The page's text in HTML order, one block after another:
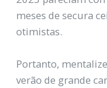
meses de secura
otimistas.
Portanto,
verão de grande